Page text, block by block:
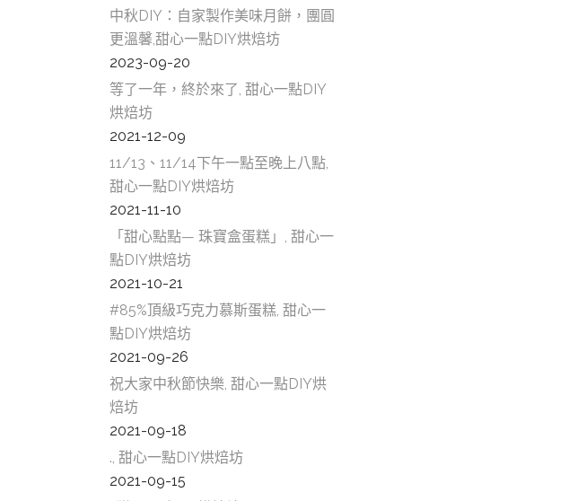
中秋DIY：自家製作美味月餅，團圓
更溫馨,甜心一點DIY烘焙坊
2023-09-20
等了一年，終於來了, 甜心一點DIY
烘焙坊
2021-12-09
11/13、11/14下午一點至晚上八點,
甜心一點DIY烘焙坊
2021-11-10
「甜心點點— 珠寶盒蛋糕」, 甜心一
點DIY烘焙坊
2021-10-21
#85%頂級巧克力慕斯蛋糕, 甜心一
點DIY烘焙坊
2021-09-26
祝大家中秋節快樂, 甜心一點DIY烘
焙坊
2021-09-18
., 甜心一點DIY烘焙坊
2021-09-15